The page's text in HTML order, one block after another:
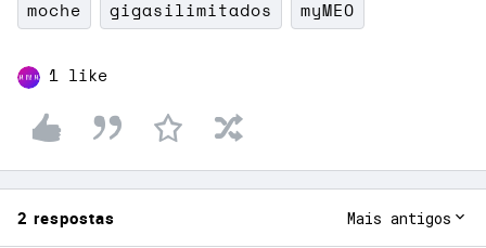
moche gigasilimitados myMEO
1 like
2 respostas Mais antigos